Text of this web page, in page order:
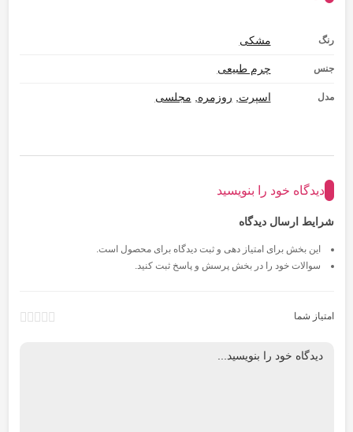
رنگ مشکی
جنس چرم طبیعی
مدل اسپرت روزمره مجلسی
دیدگاه خود را بنویسید
شرایط ارسال دیدگاه
این بخش برای امتیاز دهی و ثبت دیدگاه برای محصول است.
سوالات خود را در بخش پرسش و پاسخ ثبت کنید.
امتیاز شما